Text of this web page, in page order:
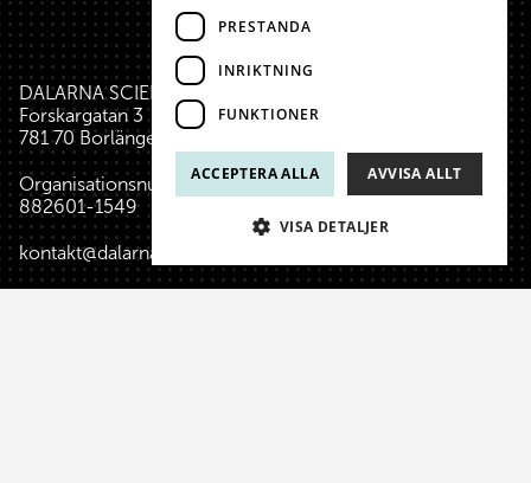
DALARNA SCIENCE PARK
Forskargatan 3
781 70 Borlänge
Organisationsnummer:
882601-1549
kontakt@dalarnasciencepark.se
PRESTANDA
INRIKTNING
FUNKTIONER
ACCEPTERA ALLA AVVISA ALLT
VISA DETALJER